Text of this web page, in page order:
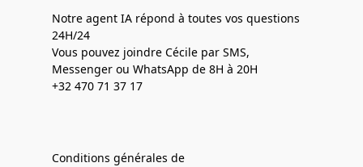
Notre agent IA répond à toutes vos questions
24H/24
Vous pouvez joindre Cécile par SMS,
Messenger ou WhatsApp de 8H à 20H
+32 470 71 37 17
Conditions générales de